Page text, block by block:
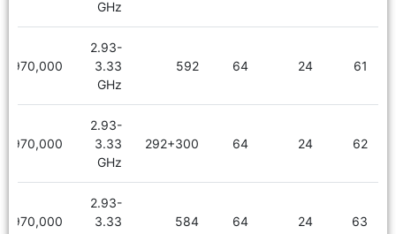
GHz
61
24
64
592
2.93-
3.33
GHz
2,970,000
62
24
64
292+300
2.93-
3.33
GHz
2,970,000
63
24
64
584
2.93-
3.33
2,970,000